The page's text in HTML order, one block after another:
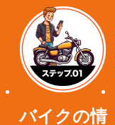
バイクの情